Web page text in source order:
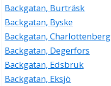
Backgatan, Burträsk
Backgatan, Byske
Backgatan, Charlottenberg
Backgatan, Degerfors
Backgatan, Edsbruk
Backgatan, Eksjö